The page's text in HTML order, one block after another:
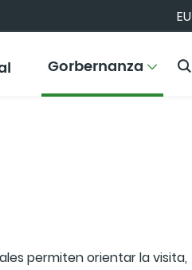
EU
Gorbernanza
permiten orientar la visita,